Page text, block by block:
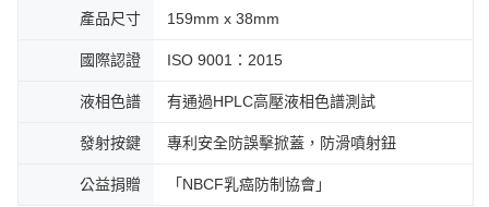
產品尺寸 159mm x 38mm
國際認證 ISO 9001：2015
液相色譜 有通過HPLC高壓液相色譜測試
發射按鍵 專利安全防誤擊掀蓋，防滑噴射鈕
公益捐贈 「NBCF乳癌防制協會」